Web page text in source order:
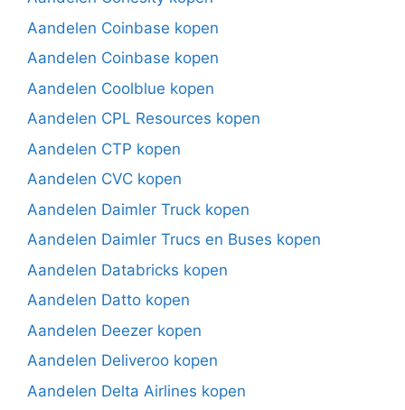
Aandelen Coinbase kopen
Aandelen Coinbase kopen
Aandelen Coolblue kopen
Aandelen CPL Resources kopen
Aandelen CTP kopen
Aandelen CVC kopen
Aandelen Daimler Truck kopen
Aandelen Daimler Trucs en Buses kopen
Aandelen Databricks kopen
Aandelen Datto kopen
Aandelen Deezer kopen
Aandelen Deliveroo kopen
Aandelen Delta Airlines kopen